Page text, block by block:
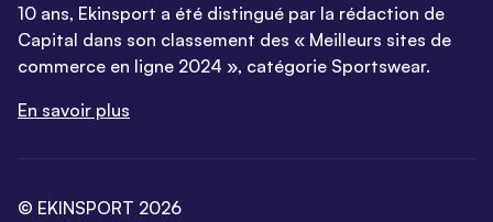
10 ans, Ekinsport a été distingué par la rédaction de
Capital dans son classement des « Meilleurs sites de
commerce en ligne 2024 », catégorie Sportswear.
En savoir plus
© EKINSPORT 2026